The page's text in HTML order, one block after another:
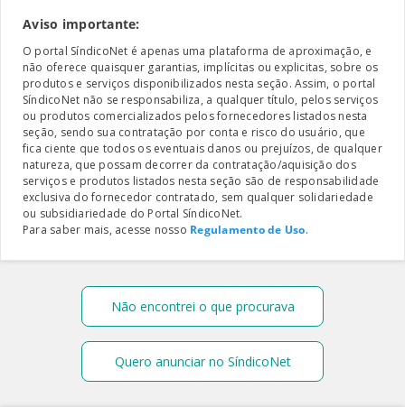
Aviso importante:
O portal SíndicoNet é apenas uma plataforma de aproximação, e
não oferece quaisquer garantias, implícitas ou explicitas, sobre os
produtos e serviços disponibilizados nesta seção. Assim, o portal
SíndicoNet não se responsabiliza, a qualquer título, pelos serviços
ou produtos comercializados pelos fornecedores listados nesta
seção, sendo sua contratação por conta e risco do usuário, que
fica ciente que todos os eventuais danos ou prejuízos, de qualquer
natureza, que possam decorrer da contratação/aquisição dos
serviços e produtos listados nesta seção são de responsabilidade
exclusiva do fornecedor contratado, sem qualquer solidariedade
ou subsidiariedade do Portal SíndicoNet.
Para saber mais, acesse nosso Regulamento de Uso.
Não encontrei o que procurava
Quero anunciar no SíndicoNet